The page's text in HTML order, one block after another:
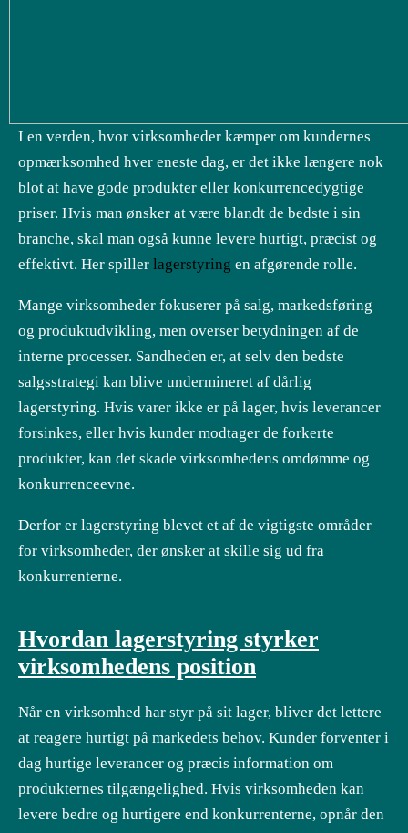
I en verden, hvor virksomheder kæmper om kundernes
opmærksomhed hver eneste dag, er det ikke længere nok
blot at have gode produkter eller konkurrencedygtige
priser. Hvis man ønsker at være blandt de bedste i sin
branche, skal man også kunne levere hurtigt, præcist og
effektivt. Her spiller lagerstyring en afgørende rolle.
Mange virksomheder fokuserer på salg, markedsføring
og produktudvikling, men overser betydningen af de
interne processer. Sandheden er, at selv den bedste
salgsstrategi kan blive undermineret af dårlig
lagerstyring. Hvis varer ikke er på lager, hvis leverancer
forsinkes, eller hvis kunder modtager de forkerte
produkter, kan det skade virksomhedens omdømme og
konkurrenceevne.
Derfor er lagerstyring blevet et af de vigtigste områder
for virksomheder, der ønsker at skille sig ud fra
konkurrenterne.
Hvordan lagerstyring styrker
virksomhedens position
Når en virksomhed har styr på sit lager, bliver det lettere
at reagere hurtigt på markedets behov. Kunder forventer i
dag hurtige leverancer og præcis information om
produkternes tilgængelighed. Hvis virksomheden kan
levere bedre og hurtigere end konkurrenterne, opnår den